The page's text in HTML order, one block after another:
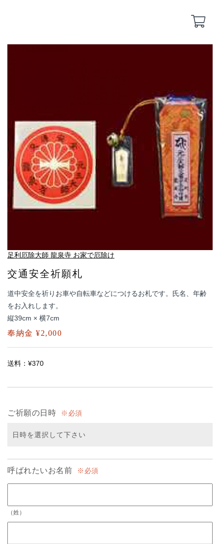
足利厄除大師 龍泉寺 お家で厄除け
交通安全祈願札
道中安全を祈りお車や自転車などにつけるお札です。氏名、年齢
をお入れします。
縦39cm × 横7cm
奉納金 ¥2,000
送料：¥370
ご祈願の日時 必須
呼ばれたいお名前 必須
（姓）